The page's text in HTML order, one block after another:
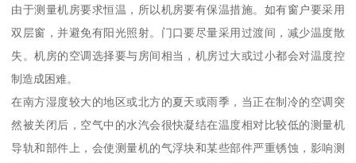
由于测量机房要求恒温，所以机房要有保温措施。如有窗户要采用
双层窗，并避免有阳光照射。门口要尽量采用过渡间，减少温度散
失。机房的空调选择要与房间相当，机房过大或过小都会对温度控
制造成困难。
在南方湿度较大的地区或北方的夏天或雨季，当正在制冷的空调突
然被关闭后，空气中的水汽会很快凝结在温度相对比较低的测量机
导轨和部件上，会使测量机的气浮块和某些部件严重锈蚀，影响测